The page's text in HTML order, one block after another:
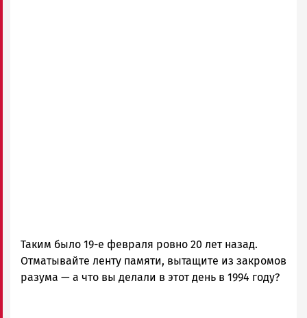
Таким было 19-е февраля ровно 20 лет назад.
Отматывайте ленту памяти, вытащите из закромов
разума — а что вы делали в этот день в 1994 году?